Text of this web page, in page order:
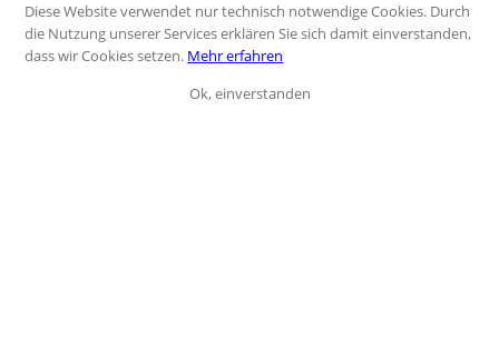
Diese Website verwendet nur technisch notwendige Cookies. Durch
die Nutzung unserer Services erklären Sie sich damit einverstanden,
dass wir Cookies setzen. Mehr erfahren
Ok, einverstanden